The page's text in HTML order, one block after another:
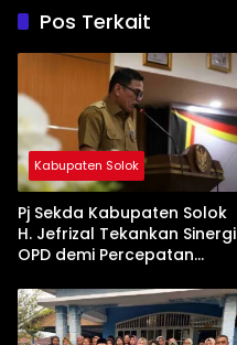
Pos Terkait
Kabupaten Solok
Pj Sekda Kabupaten Solok
H. Jefrizal Tekankan Sinergi
OPD demi Percepatan